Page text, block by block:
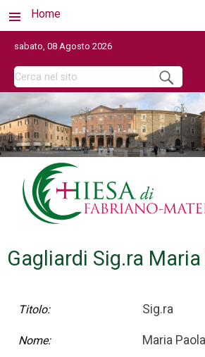
Home
sabato, 08 Agosto 2026
Gagliardi Sig.ra
Titolo: Sig.ra
Nome: Maria Paola